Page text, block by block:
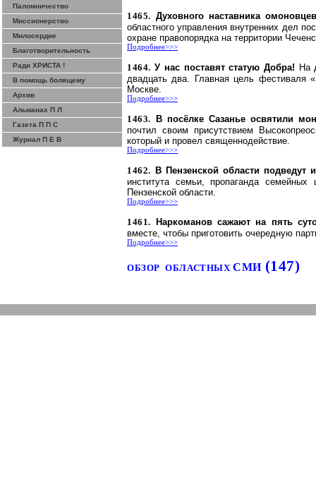
Паломничество
Миссионерство
Милосердие
Благотворительность
Ради ХРИСТА !
В помощь болящему
Архив
Альманах П Л
Газета П П С
Журнал П Е В
1465. Духовного наставника
областного управления внутренних дел
охране правопорядка на территории
Подробнее>>>
1464.У нас поставят статую Добра! На
двадцать два. Главная цель фестиваля
Москве.
Подробнее>>>
1463. В посёлкеСазанье освятили
почтил своим присутствием
который и провел священнодействие.
Подробнее>>>
1462. В Пензенской области подведут
института семьи, пропаганда
Пензенской области.
Подробнее>>>
1461.
Наркоманов сажают на пять
вместе, чтобы приготовить очередную
Подробнее>>>
ОБЗОР ОБЛАСТНЫХСМИ (147)